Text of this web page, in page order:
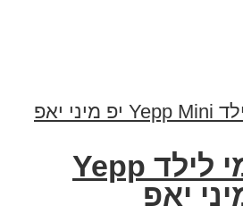
כסא קדמי לילד Yepp